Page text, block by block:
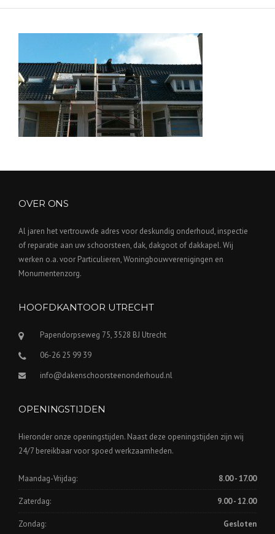
OVER ONS
Al jaren het vertrouwde adres voor deskundig onderhoud, inspectie
of reparatie aan uw schoorsteen, dak, dakgoot of dakkapel. Wij
werken o.a. voor Particulieren, Woningbouwverenigingen en
Monumentenzorg.
HOOFDKANTOOR UTRECHT
Papendorpseweg 75, 3528 BJ Utrecht
06-26 25 99 39
info@dakenschoorsteenonderhoud.nl
OPENINGSTIJDEN
Hieronder onze openingstijden. Naast deze openingstijden zijn wij
24/7 bereikbaar voor spoed werkzaamheden.
Maandag-Vrijdag: 8.00 - 17.00
Zaterdag: 9.00 - 12.00
Zondag: Gesloten